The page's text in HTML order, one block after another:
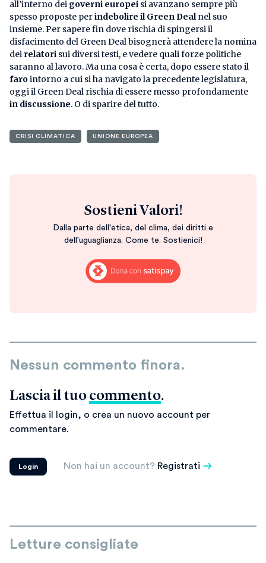
all’interno dei governi europei si avanzano sempre più
spesso proposte perindebolire il Green Dealnel suo
insieme. Per sapere fin dove rischia di spingersi il
disfacimento del Green Deal bisognerà attendere la nomina
dei relatori sui diversi testi, e vedere quali forze politiche
saranno al lavoro. Ma una cosa è certa, dopo essere stato il
farointorno a cui si ha navigato la precedente legislatura,
oggi il Green Deal rischia di essere messo profondamente
in discussione. O di sparire del tutto.
CRISI CLIMATICA UNIONE EUROPEA
Sostieni Valori!
Dalla parte dell'etica, del clima, dei diritti e
dell'uguaglianza. Come te. Sostienici!
Nessun commento finora.
Lascia il tuo commento.
Effettua il login, o crea un nuovo account per
commentare.
Login Non hai un account? Registrati
Letture consigliate